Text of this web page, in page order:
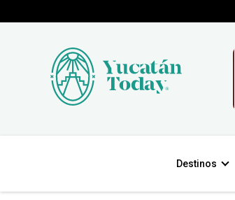
Destinos